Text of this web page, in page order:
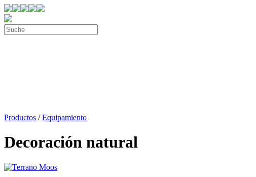
Productos /Equipamiento
Decoración natural